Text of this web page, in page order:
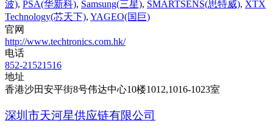
波), PSA(华新科), Samsung(三星), SMARTSENS(思特威), XTX
Technology(芯天下), YAGEO(国巨)
官网
http://www.techtronics.com.hk/
电话
852-21521516
地址
香港沙田安平街8号伟达中心10楼1012,1016-1023室
深圳市天河星供应链有限公司